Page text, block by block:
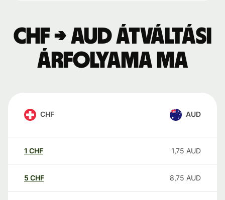
CHF → AUD átváltási
árfolyama ma
CHF AUD
1 CHF 1,75 AUD
5 CHF 8,75 AUD